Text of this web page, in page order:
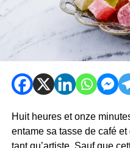
Huit heures et onze
entame sa tasse de café
tant qu’artiste. Sauf que